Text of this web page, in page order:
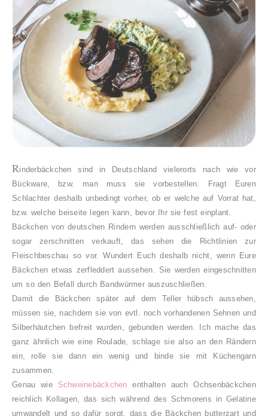
Rinderbäckchen sind in Deutschland vielerorts nach wie vor
Bückware, bzw. man muss sie vorbestellen. Fragt Euren
Schlachter deshalb unbedingt vorher, ob er welche auf Vorrat hat,
bzw. welche beiseite legen kann, bevor Ihr sie fest einplant.
Bäckchen von deutschen Rindern werden ausschließlich auf- oder
sogar zerschnitten verkauft, das sehen die Richtlinien zur
Fleischbeschau so vor. Wundert Euch deshalb nicht, wenn Eure
Bäckchen etwas zerfleddert aussehen. Sie werden eingeschnitten
um so den Befall durch Bandwürmer auszuschließen.
Damit die Bäckchen später auf dem Teller hübsch aussehen,
müssen sie, nachdem sie von evtl. noch vorhandenen Sehnen und
Silberhäutchen befreit wurden, gebunden werden. Ich mache das
ganz ähnlich wie eine Roulade, schlage sie also an den Rändern
ein, rolle sie dann ein wenig und binde sie mit Küchengarn
zusammen.
Genau wie Schweinebäckchen enthalten auch Ochsenbäckchen
reichlich Kollagen, das sich während des Schmorens in Gelatine
umwandelt und so dafür sorgt, dass die Bäckchen butterzart und